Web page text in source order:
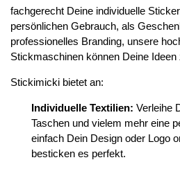
fachgerecht Deine individuelle
persönlichen Gebrauch, als
professionelles Branding, unsere
Stickmaschinen können Deine
Stickimicki bietet an:
Individuelle Textilien: Verleihe
Taschen und vielem mehr eine
einfach Dein Design oder Logo
besticken es perfekt.